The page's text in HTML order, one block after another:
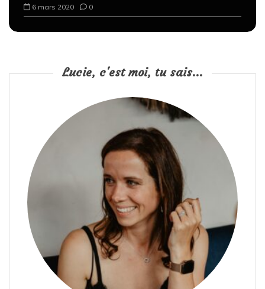
6 mars 2020 0
Lucie, c'est moi, tu sais...